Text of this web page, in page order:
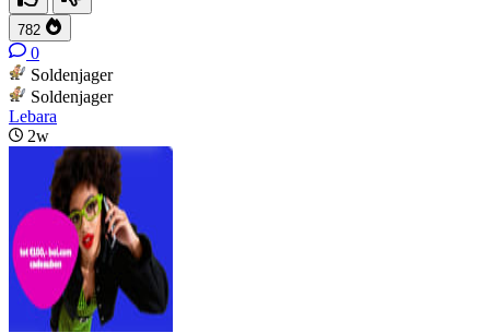
782
0
Soldenjager
Soldenjager
Lebara
2w